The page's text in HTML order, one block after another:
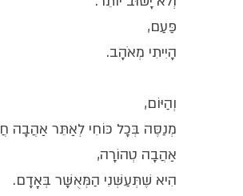
פַּעַם,
הָיִיתִי מְאֹהָב.
וְהַיּוֹם,
מְנַסֶּה בְּכָל כּוֹחִי לְאַתֵּר אַהֲבָה
אַהֲבָה טְהוֹרָה,
הִיא שֶׁתְּעַשְּׁנִי הַמְּאֻשָּׁר בְּאָדָם.